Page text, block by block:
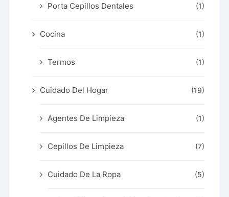
Porta Cepillos Dentales (1)
Cocina (1)
Termos (1)
Cuidado Del Hogar (19)
Agentes De Limpieza (1)
Cepillos De Limpieza (7)
Cuidado De La Ropa (5)